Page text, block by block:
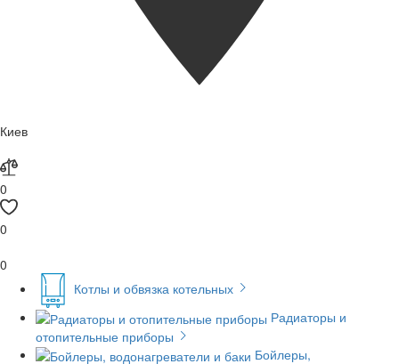
Киев
0
0
0
Котлы и обвязка котельных
Радиаторы и
отопительные приборы
Бойлеры,